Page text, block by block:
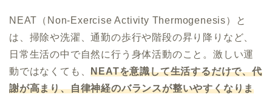
NEAT（Non-Exercise Activity Thermogenesis）と
は、掃除や洗濯、通勤の歩行や階段の昇り降りなど、
日常生活の中で自然に行う身体活動のこと。激しい運
動ではなくても、NEATを意識して生活するだけで、代
謝が高まり、自律神経のバランスが整いやすくなりま